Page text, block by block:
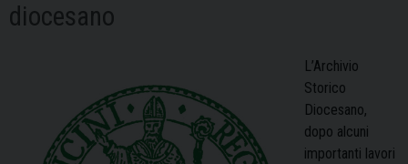
diocesano
L’Archivio
Storico
Diocesano,
dopo alcuni
importanti lavori